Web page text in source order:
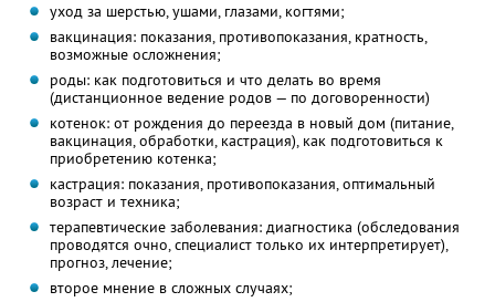
уход за шерстью, ушами, глазами, когтями;
вакцинация: показания, противопоказания, кратность,
возможные осложнения;
роды: как подготовиться и что делать во время
(дистанционное ведение родов — по договоренности)
котенок: от рождения до переезда в новый дом (питание,
вакцинация, обработки, кастрация), как подготовиться к
приобретению котенка;
кастрация: показания, противопоказания, оптимальный
возраст и техника;
терапевтические заболевания: диагностика (обследования
проводятся очно, специалист только их интерпретирует),
прогноз, лечение;
второе мнение в сложных случаях;